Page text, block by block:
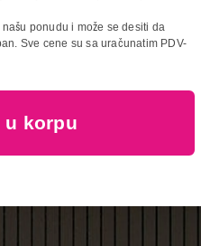
sva prava
ponudu i može se desiti da
Sve cene su sa uračunatim PDV-
u korpu
Blue
korpu.